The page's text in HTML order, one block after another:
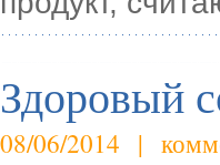
Здоровый
08/06/2014 |